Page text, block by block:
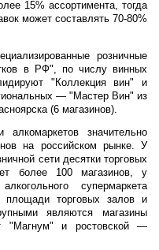
15% ассортимента, тогда
может составлять 70-80%
розничные
в РФ", по числу винных
"Коллекция вин" и
— "Мастер Вин" из
(6 магазинов).
значительно
на российском рынке. У
сети десятки торговых
более 100 магазинов, у
супермаркета
площади торговых залов и
являются магазины
"Магнум" и ростовской —